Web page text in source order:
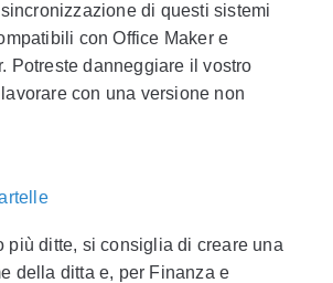
di questi sistemi
con Office Maker e
Potreste danneggiare il vostro
con una versione non
più ditte, si consiglia di creare una
della ditta e, per Finanza e